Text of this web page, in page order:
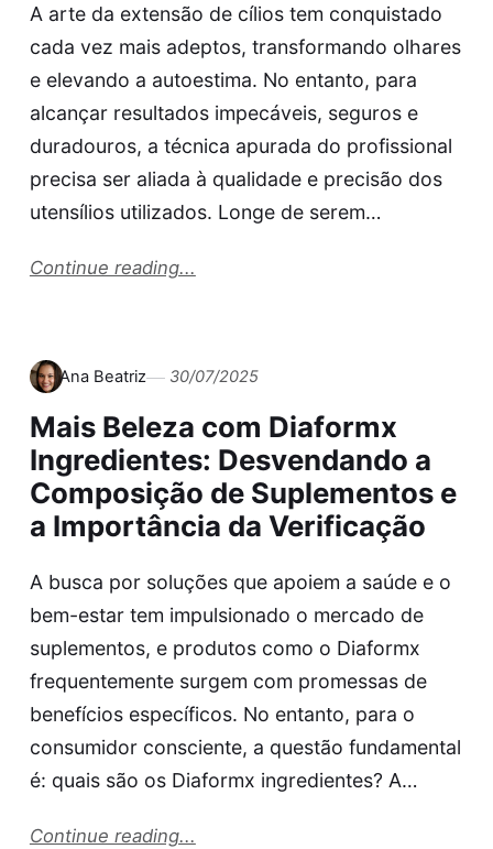
A arte da extensão de cílios tem conquistado
cada vez mais adeptos, transformando olhares
e elevando a autoestima. No entanto, para
alcançar resultados impecáveis, seguros e
duradouros, a técnica apurada do profissional
precisa ser aliada à qualidade e precisão dos
utensílios utilizados. Longe de serem…
Continue reading...
Ana Beatriz 30/07/2025
Mais Beleza com Diaformx
Ingredientes: Desvendando a
Composição de Suplementos e
a Importância da Verificação
A busca por soluções que apoiem a saúde e o
bem-estar tem impulsionado o mercado de
suplementos, e produtos como o Diaformx
frequentemente surgem com promessas de
benefícios específicos. No entanto, para o
consumidor consciente, a questão fundamental
é: quais são os Diaformx ingredientes? A…
Continue reading...